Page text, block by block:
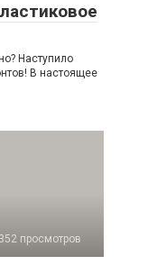
Наступило
В настоящее
просмотров